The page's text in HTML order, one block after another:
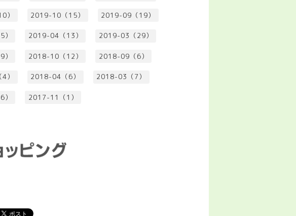
） 2019-10（15） 2019-09（19）
2019-04（13） 2019-03（29）
2018-10（12） 2018-09（6）
） 2018-04（6） 2018-03（7）
2017-11（1）